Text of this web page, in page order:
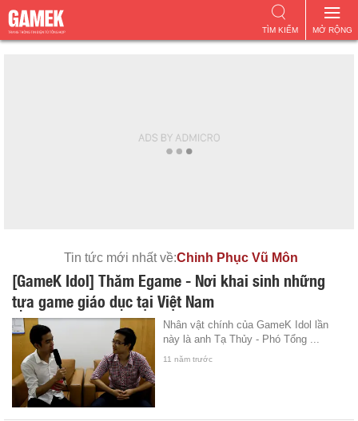
MỞ RỘNG
TÌM KIẾM
Tin tức mới nhất về:Chinh Phục Vũ Môn
[GameK Idol] Thăm Egame - Nơi khai sinh những
tựa game giáo dục tại Việt Nam
Nhân vật chính của GameK Idol lần
này là anh Tạ Thủy - Phó Tổng ...
11 năm trước